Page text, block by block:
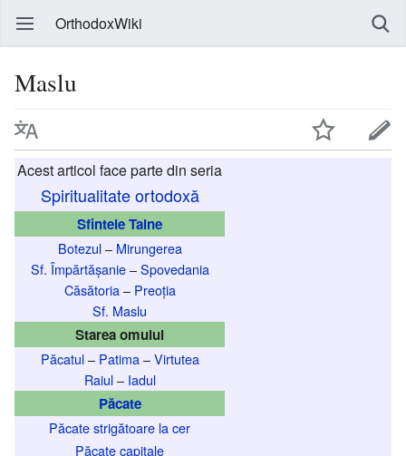
OrthodoxWiki
Maslu
Acest articol face parte din seria
Spiritualitate ortodoxă
Sfintele Taine
Botezul– Mirungerea
Sf. Împărtășanie–Spovedania
Căsătoria– Preoția
Sf. Maslu
Starea omului
Păcatul– Patima–Virtutea
Raiul– Iadul
Păcate
Păcate strigătoare la cer
Păcate capitale